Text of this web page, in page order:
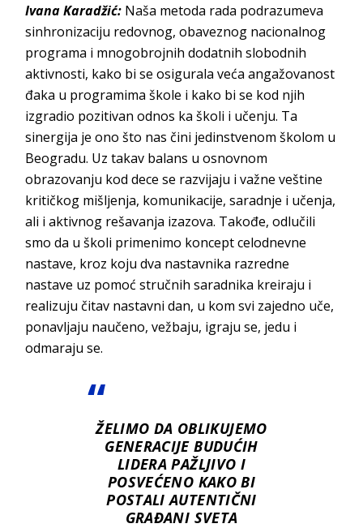
Ivana Karadžić: Naša metoda rada podrazumeva
sinhronizaciju redovnog, obaveznog nacionalnog
programa i mnogobrojnih dodatnih slobodnih
aktivnosti, kako bi se osigurala veća angažovanost
đaka u programima škole i kako bi se kod njih
izgradio pozitivan odnos ka školi i učenju. Ta
sinergija je ono što nas čini jedinstvenom školom u
Beogradu. Uz takav balans u osnovnom
obrazovanju kod dece se razvijaju i važne veštine
kritičkog mišljenja, komunikacije, saradnje i učenja,
ali i aktivnog rešavanja izazova. Takođe, odlučili
smo da u školi primenimo koncept celodnevne
nastave, kroz koju dva nastavnika razredne
nastave uz pomoć stručnih saradnika kreiraju i
realizuju čitav nastavni dan, u kom svi zajedno uče,
ponavljaju naučeno, vežbaju, igraju se, jedu i
odmaraju se.
ŽELIMO DA OBLIKUJEMO
GENERACIJE BUDUĆIH
LIDERA PAŽLJIVO I
POSVEĆENO KAKO BI
POSTALI AUTENTIČNI
GRAĐANI SVETA